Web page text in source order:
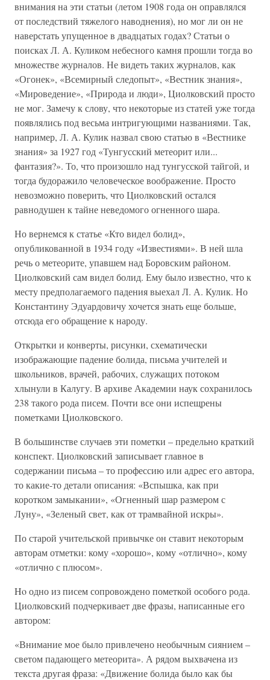
внимания на эти статьи (летом 1908 года он оправлялся
от последствий тяжелого наводнения), но мог ли он не
наверстать упущенное в двадцатых годах? Статьи о
поисках Л. А. Куликом небесного камня прошли тогда во
множестве журналов. Не видеть таких журналов, как
«Огонек», «Всемирный следопыт», «Вестник знания»,
«Мироведение», «Природа и люди», Циолковский просто
не мог. Замечу к слову, что некоторые из статей уже тогда
появлялись под весьма интригующими названиями. Так,
например, Л. А. Кулик назвал свою статью в «Вестнике
знания» за 1927 год «Тунгусский метеорит или...
фантазия?». То, что произошло над тунгусской тайгой, и
тогда будоражило человеческое воображение. Просто
невозможно поверить, что Циолковский остался
равнодушен к тайне неведомого огненного шара.
Но вернемся к статье «Кто видел болид»,
опубликованной в 1934 году «Известиями». В ней шла
речь о метеорите, упавшем над Боровским районом.
Циолковский сам видел болид. Ему было известно, что к
месту предполагаемого падения выехал Л. А. Кулик. Но
Константину Эдуардовичу хочется знать еще больше,
отсюда его обращение к народу.
Открытки и конверты, рисунки, схематически
изображающие падение болида, письма учителей и
школьников, врачей, рабочих, служащих потоком
хлынули в Калугу. В архиве Академии наук сохранилось
238 такого рода писем. Почти все они испещрены
пометками Циолковского.
В большинстве случаев эти пометки – предельно краткий
конспект. Циолковский записывает главное в
содержании письма – то профессию или адрес его автора,
то какие-то детали описания: «Вспышка, как при
коротком замыкании», «Огненный шар размером с
Луну», «Зеленый свет, как от трамвайной искры».
По старой учительской привычке он ставит некоторым
авторам отметки: кому «хорошо», кому «отлично», кому
«отлично с плюсом».
Ho одно из писем сопровождено пометкой особого рода.
Циолковский подчеркивает две фразы, написанные его
автором:
«Внимание мое было привлечено необычным сиянием –
светом падающего метеорита». А рядом выхвачена из
текста другая фраза: «Движение болида было как бы